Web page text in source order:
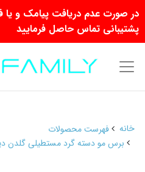
در صورت عدم دریافت پیامک و یا
پشتیبانی تماس حاصل فرمایید
خانه
فهرست محصولات
برس مو دسته گرد مستطیلی گلدن